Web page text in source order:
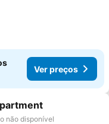
Ver preços
aos favoritos
não disponível